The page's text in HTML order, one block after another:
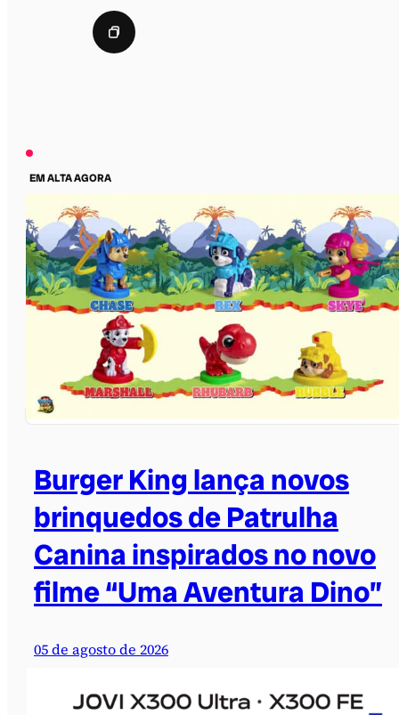
EM ALTA AGORA
Burger King lança novos
brinquedos de Patrulha
Canina inspirados no novo
filme “Uma Aventura Dino”
05 de agosto de 2026